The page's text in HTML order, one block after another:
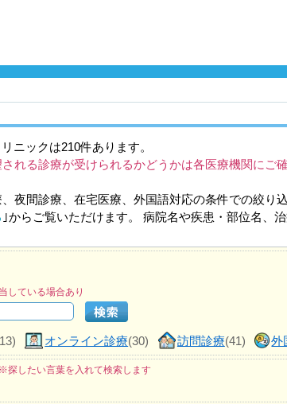
ニックは210件あります。
れる診療が受けられるかどうかは各医療機関にご
夜間診療、在宅医療、外国語対応の条件での絞り
｣からご覧いただけます。 病院名や疾患・部位名、
ている場合あり
オンライン診療(30) 訪問診療(41) 外
※探したい言葉を入れて検索します